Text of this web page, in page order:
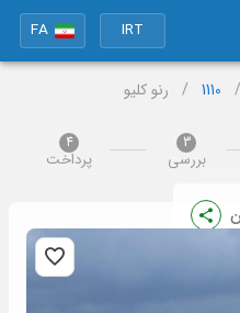
IRT
FA
/
1110
/ رنو کلیو
3
بررسی
4
پرداخت